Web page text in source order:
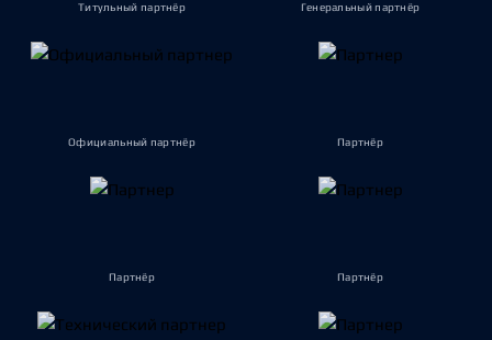
Титульный партнёр Генеральный партнёр
Официальный партнёр Партнёр
Партнёр Партнёр